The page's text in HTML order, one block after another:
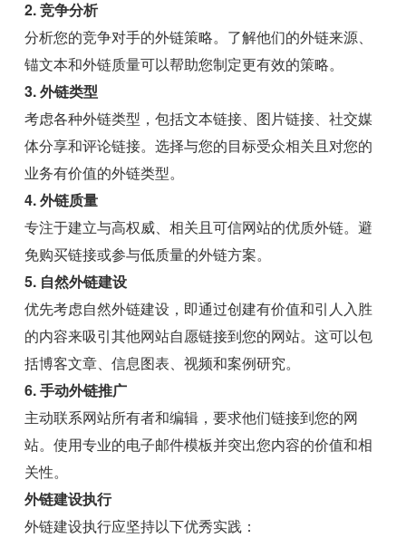
2. 竞争分析
分析您的竞争对手的外链策略。了解他们的外链来源、
锚文本和外链质量可以帮助您制定更有效的策略。
3. 外链类型
考虑各种外链类型，包括文本链接、图片链接、社交媒
体分享和评论链接。选择与您的目标受众相关且对您的
业务有价值的外链类型。
4. 外链质量
专注于建立与高权威、相关且可信网站的优质外链。避
免购买链接或参与低质量的外链方案。
5. 自然外链建设
优先考虑自然外链建设，即通过创建有价值和引人入胜
的内容来吸引其他网站自愿链接到您的网站。这可以包
括博客文章、信息图表、视频和案例研究。
6. 手动外链推广
主动联系网站所有者和编辑，要求他们链接到您的网
站。使用专业的电子邮件模板并突出您内容的价值和相
关性。
外链建设执行
外链建设执行应坚持以下优秀实践：